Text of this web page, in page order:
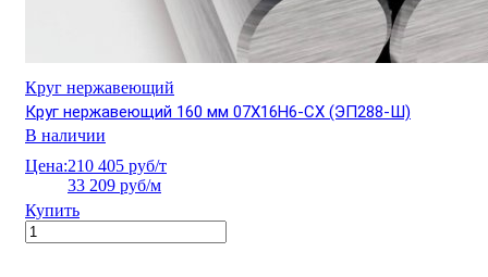
Круг нержавеющий
Круг нержавеющий 160 мм 07Х16Н6-СХ (ЭП288-Ш)
В наличии
Цена:210 405 руб/т
33 209 руб/м
Купить